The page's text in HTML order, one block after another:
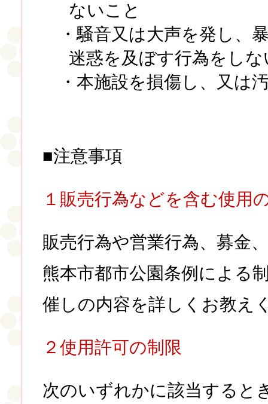
ないこと
・騒音又は大声を発し、
迷惑を及ぼす行為をし
・本施設を損傷し、又は
■注意事項
１販売行為などを含む使用
販売行為や営業行為、募金
熊本市都市公園条例による
催しの内容を詳しくお教え
２使用許可の制限
次のいずれかに該当すると